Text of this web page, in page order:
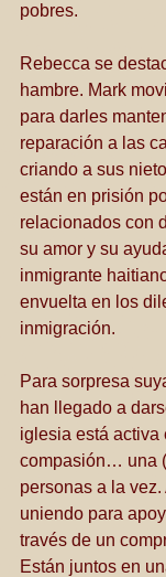
pobres.
Rebecca se
hambre. Mark
para darles
reparación a las
criando a sus
están en prisión
relacionados con
su amor y su
inmigrante
envuelta en los
inmigración.
Para sorpresa
han llegado a
iglesia está activa
compasión… una
personas a la
uniendo para
través de un
Están juntos en